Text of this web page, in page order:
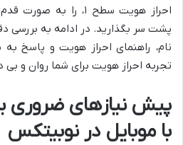
احراز هویت سطح ۱، را
پشت سر بگذارید. در ادامه به بررسی
نام، راهنمای احراز هویت و پاسخ به
تجربه احراز هویت برای شما روان و
پیش نیازهای ضروری
با موبایل در نوبیتکس